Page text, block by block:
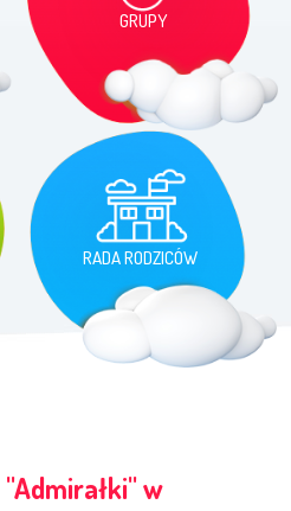
GRUPY
RADA RODZICÓW
w